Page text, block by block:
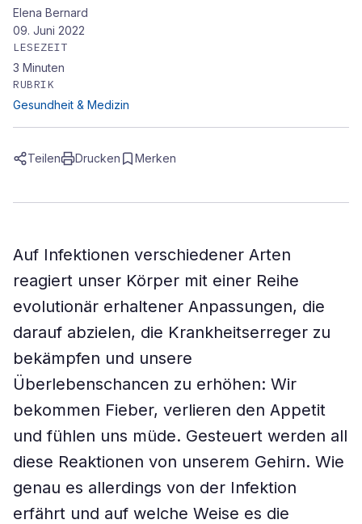
Elena Bernard
09. Juni 2022
LESEZEIT
3 Minuten
RUBRIK
Gesundheit & Medizin
Teilen Drucken Merken
Auf Infektionen verschiedener Arten
reagiert unser Körper mit einer Reihe
evolutionär erhaltener Anpassungen, die
darauf abzielen, die Krankheitserreger zu
bekämpfen und unsere
Überlebenschancen zu erhöhen: Wir
bekommen Fieber, verlieren den Appetit
und fühlen uns müde. Gesteuert werden all
diese Reaktionen von unserem Gehirn. Wie
genau es allerdings von der Infektion
erfährt und auf welche Weise es die